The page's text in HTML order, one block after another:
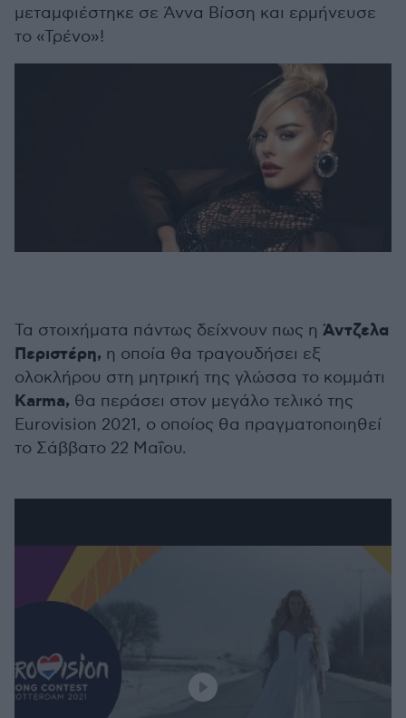
μεταμφιέστηκε σε Άννα Βίσση και ερμήνευσε
το «Τρένο»!
Τα στοιχήματα πάντως δείχνουν πως η Άντζελα
Περιστέρη, η οποία θα τραγουδήσει εξ
ολοκλήρου στη μητρική της γλώσσα το κομμάτι
Karma, θα περάσει στον μεγάλο τελικό της
Eurovision 2021, ο οποίος θα πραγματοποιηθεί
το Σάββατο 22 Μαΐου.